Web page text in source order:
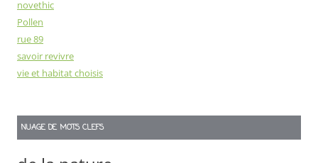
novethic
Pollen
rue 89
savoir revivre
vie et habitat choisis
NUAGE DE MOTS CLEFS